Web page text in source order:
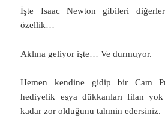
İşte Isaac Newton gibileri
özellik…
Aklına geliyor işte… Ve durmuyor.
Hemen kendine gidip bir Cam
hediyelik eşya dükkanları filan
kadar zor olduğunu tahmin edersiniz.